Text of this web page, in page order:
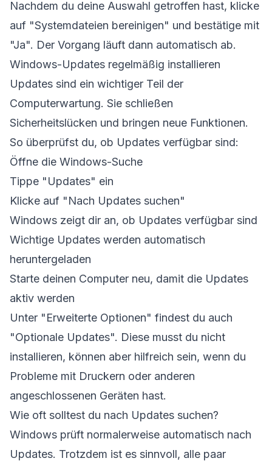
Nachdem du deine Auswahl getroffen hast, klicke
auf "Systemdateien bereinigen" und bestätige mit
"Ja". Der Vorgang läuft dann automatisch ab.
Windows-Updates regelmäßig installieren
Updates sind ein wichtiger Teil der
Computerwartung. Sie schließen
Sicherheitslücken und bringen neue Funktionen.
So überprüfst du, ob Updates verfügbar sind:
Öffne die Windows-Suche
Tippe "Updates" ein
Klicke auf "Nach Updates suchen"
Windows zeigt dir an, ob Updates verfügbar sind
Wichtige Updates werden automatisch
heruntergeladen
Starte deinen Computer neu, damit die Updates
aktiv werden
Unter "Erweiterte Optionen" findest du auch
"Optionale Updates". Diese musst du nicht
installieren, können aber hilfreich sein, wenn du
Probleme mit Druckern oder anderen
angeschlossenen Geräten hast.
Wie oft solltest du nach Updates suchen?
Windows prüft normalerweise automatisch nach
Updates. Trotzdem ist es sinnvoll, alle paar